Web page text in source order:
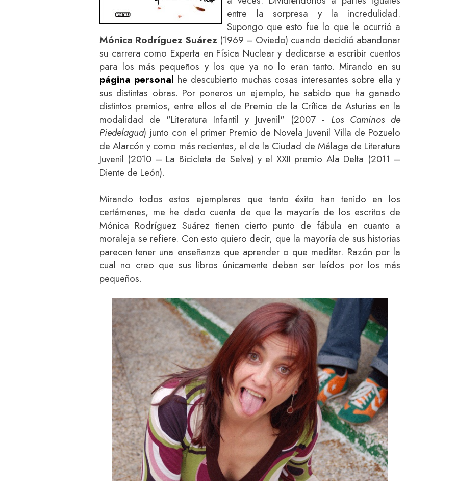
entre la sorpresa y la incredulidad.
Supongo que esto fue lo que le ocurrió a
Mónica Rodríguez Suárez (1969 – Oviedo) cuando decidió abandonar
su carrera como Experta en Física Nuclear y dedicarse a escribir cuentos
para los más pequeños y los que ya no lo eran tanto. Mirando en su
página personal he descubierto muchas cosas interesantes sobre ella y
sus distintas obras. Por poneros un ejemplo, he sabido que ha ganado
distintos premios, entre ellos el de Premio de la Crítica de Asturias en la
modalidad de "Literatura Infantil y Juvenil" (2007 - Los Caminos de
Piedelagua) junto con el primer Premio de Novela Juvenil Villa de Pozuelo
de Alarcón y como más recientes, el de la Ciudad de Málaga de Literatura
Juvenil (2010 – La Bicicleta de Selva) y el XXII premio Ala Delta (2011 –
Diente de León).
Mirando todos estos ejemplares que tanto éxito han tenido en los
certámenes, me he dado cuenta de que la mayoría de los escritos de
Mónica Rodríguez Suárez tienen cierto punto de fábula en cuanto a
moraleja se refiere. Con esto quiero decir, que la mayoría de sus historias
parecen tener una enseñanza que aprender o que meditar. Razón por la
cual no creo que sus libros únicamente deban ser leídos por los más
pequeños.